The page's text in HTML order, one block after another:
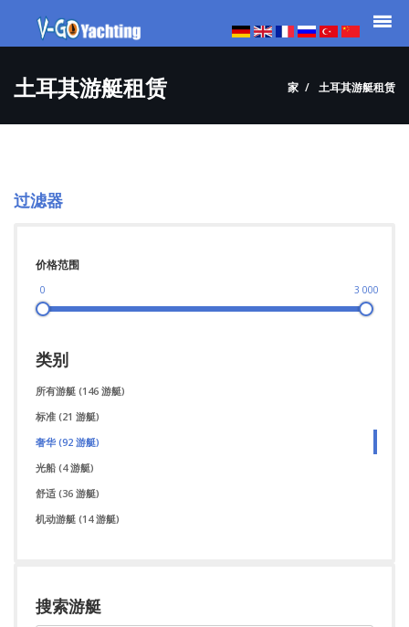
土耳其游艇租赁 家 土耳其游艇租赁
过滤器
价格范围
0 3 000
类别
所有游艇 (146 游艇)
标准 (21 游艇)
奢华 (92 游艇)
光船 (4 游艇)
舒适 (36 游艇)
机动游艇 (14 游艇)
搜索游艇